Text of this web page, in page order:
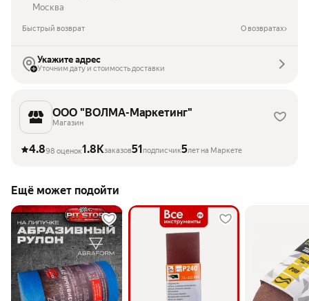
Москва
Быстрый возврат О возвратах
Укажите адрес
Уточним дату и стоимость доставки
ООО "ВОЛМА-Маркетинг"
Магазин
4.898 оценок1.8Kзаказов51подписчик5лет на Маркете
Ещё может подойти